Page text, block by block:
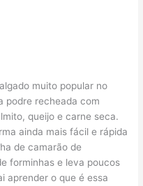
muito popular no
podre recheada com
queijo e carne seca.
ainda mais fácil e rápida
de camarão de
forminhas e leva poucos
aprender o que é essa